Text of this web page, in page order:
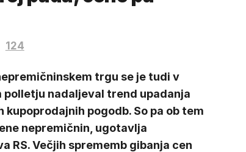
124
trgu se je tudi v
polletju nadaljeval trend upadanja
kupoprodajnih pogodb. So pa ob tem
nepremičnin, ugotavlja
RS. Večjih sprememb gibanja cen